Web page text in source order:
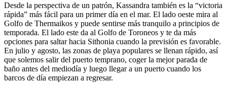
Desde la perspectiva de un patrón, Kassandra también es la “victoria
rápida” más fácil para un primer día en el mar. El lado oeste mira al
Golfo de Thermaikos y puede sentirse más tranquilo a principios de
temporada. El lado este da al Golfo de Toroneos y te da más
opciones para saltar hacia Sithonia cuando la previsión es favorable.
En julio y agosto, las zonas de playa populares se llenan rápido, así
que solemos salir del puerto temprano, coger la mejor parada de
baño antes del mediodía y luego llegar a un puerto cuando los
barcos de día empiezan a regresar.